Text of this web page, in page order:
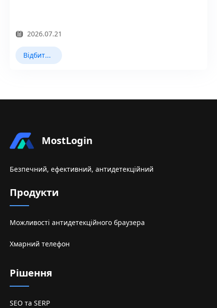
2026.07.21
Відбиток браузера
MostLogin
Безпечний, ефективний, антидетекційний
Продукти
Можливості антидетекційного браузера
Хмарний телефон
Рішення
SEO та SERP